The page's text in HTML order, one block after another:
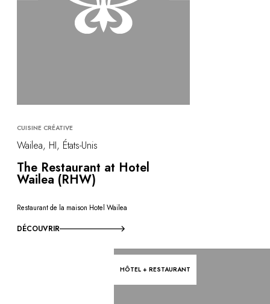
CUISINE CRÉATIVE
Wailea, HI, États-Unis
The Restaurant at Hotel
Wailea (RHW)
Restaurant de la maison Hotel Wailea
DÉCOUVRIR
HÔTEL + RESTAURANT